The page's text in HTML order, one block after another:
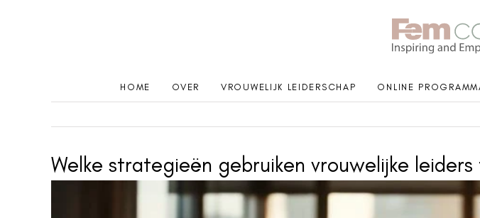
HOME OVER VROUWELIJK LEIDERSCHAP ONLINE
Welke strategieën gebruiken vrouwelijke